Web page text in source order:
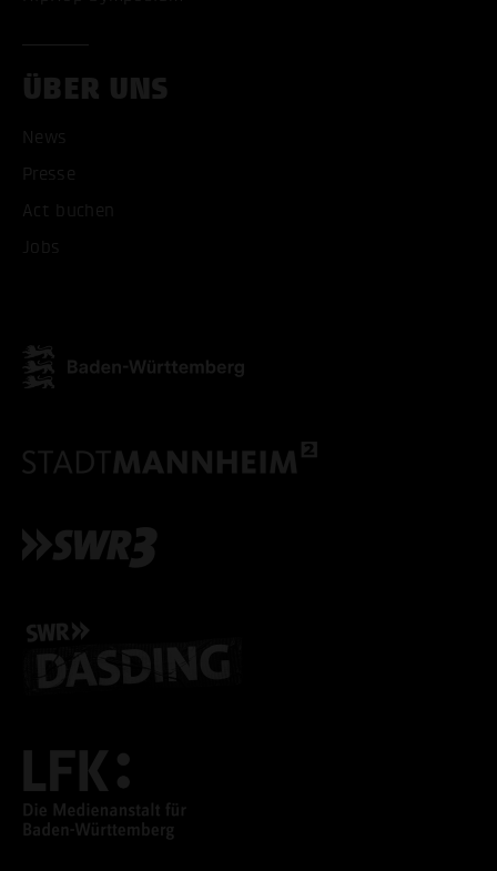
ÜBER UNS
News
Presse
Act buchen
Jobs